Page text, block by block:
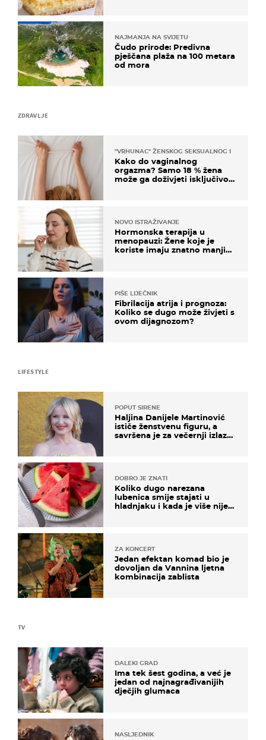
ZDRAVLJE
"VRHUNAC" ŽENSKOG SEKSUALNOG ISKUSTVA
Kako do vaginalnog
orgazma? Samo 18 % žena
može ga doživjeti isključivo
NOVO ISTRAŽIVANJE
Hormonska terapija u
menopauzi: Žene koje je
koriste imaju znatno manji
PIŠE LIJEČNIK
Fibrilacija atrija i prognoza:
Koliko se dugo može živjeti s
ovom dijagnozom?
TV
DALEKI GRAD
Ima tek šest godina, a već je
jedan od najnagrađivanijih
dječjih glumaca
NASLJEDNIK
NAJMANJA NA SVIJETU
Čudo prirode: Predivna
pješčana plaža na 100 metara
od mora
LIFESTYLE
POPUT SIRENE
Haljina Danijele Martinović
ističe ženstvenu figuru, a
savršena je za večernji izlazak
DOBRO JE ZNATI
Koliko dugo narezana
lubenica smije stajati u
hladnjaku i kada je više nije
ZA KONCERT
Jedan efektan komad bio je
dovoljan da Vannina ljetna
kombinacija zablista